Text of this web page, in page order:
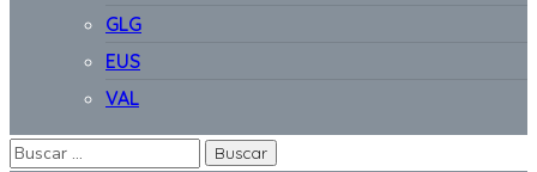
GLG
EUS
VAL